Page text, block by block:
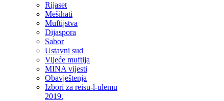
Rijaset
Mešihati
Muftijstva
Dijaspora
Sabor
Ustavni sud
Vijeće muftija
MINA vijesti
Obavještenja
Izbori za reisu-l-ulemu
2019.